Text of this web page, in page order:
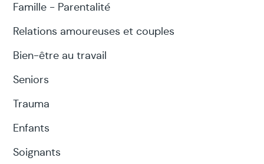
Famille - Parentalité
Relations amoureuses et couples
Bien-être au travail
Seniors
Trauma
Enfants
Soignants